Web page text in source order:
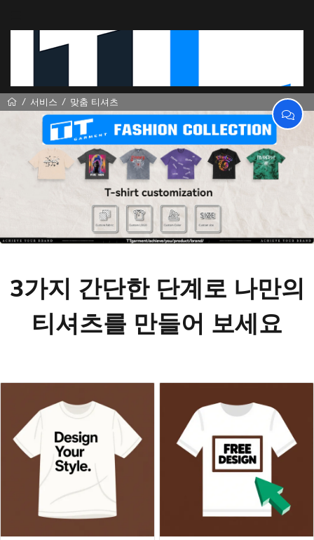
서비스 맞춤 티셔츠
맞춤 티셔츠
3가지 간단한 단계로 나만의
티셔츠를 만들어 보세요